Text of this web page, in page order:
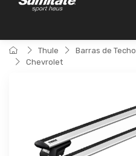
Thule Barras de Techo
Chevrolet